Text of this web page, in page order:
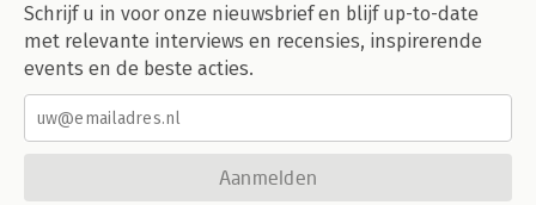
Schrijf u in voor onze nieuwsbrief en blijf up-to-date
met relevante interviews en recensies, inspirerende
events en de beste acties.
Aanmelden